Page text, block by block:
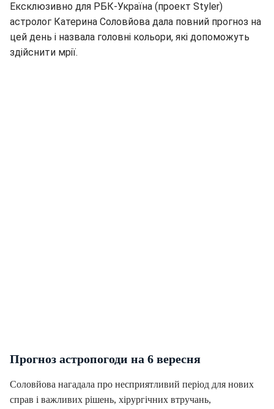
Ексклюзивно для РБК-Україна (проект Styler)
астролог Катерина Соловйова дала повний прогноз на
цей день і назвала головні кольори, які допоможуть
здійснити мрії.
Прогноз астропогоди на 6 вересня
Соловйова нагадала про несприятливий період для нових
справ і важливих рішень, хірургічних втручань,